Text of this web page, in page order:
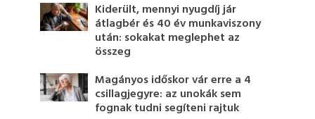
Kiderült, mennyi nyugdíj jár
átlagbér és 40 év munkaviszony
után: sokakat meglephet az
összeg
Magányos időskor vár erre a 4
csillagjegyre: az unokák sem
fognak tudni segíteni rajtuk